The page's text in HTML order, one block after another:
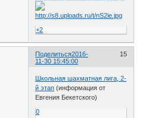
+2
Поделиться 15
2016-
11-30 15:45:00
Школьная шахматная лига, 2-
й этап (информация от
Евгения Бекетского)
0